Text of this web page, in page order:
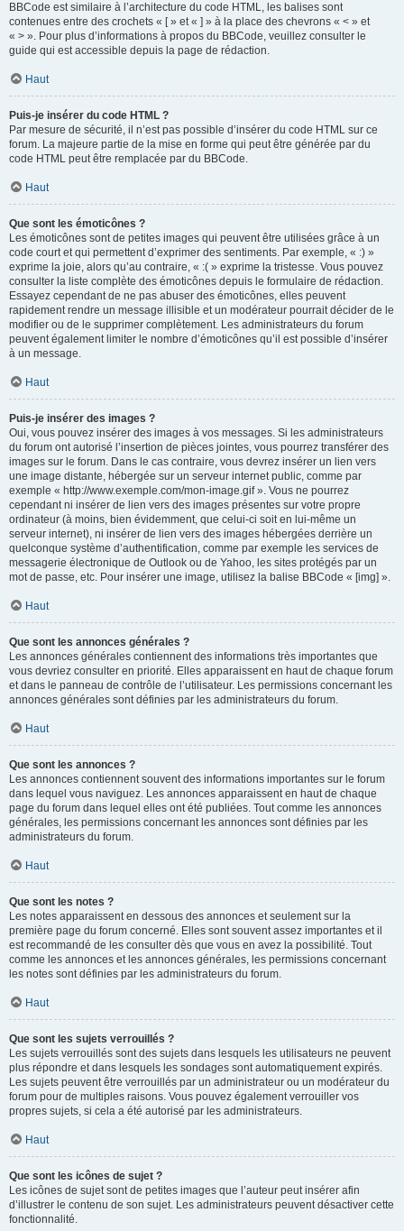
BBCode est similaire à l’architecture du code HTML, les balises sont
contenues entre des crochets « [ » et « ] » à la place des chevrons « < » et
« > ». Pour plus d’informations à propos du BBCode, veuillez consulter le
guide qui est accessible depuis la page de rédaction.
Haut
Puis-je insérer du code HTML ?
Par mesure de sécurité, il n’est pas possible d’insérer du code HTML sur ce
forum. La majeure partie de la mise en forme qui peut être générée par du
code HTML peut être remplacée par du BBCode.
Haut
Que sont les émoticônes ?
Les émoticônes sont de petites images qui peuvent être utilisées grâce à un
code court et qui permettent d’exprimer des sentiments. Par exemple, « :) »
exprime la joie, alors qu’au contraire, « :( » exprime la tristesse. Vous pouvez
consulter la liste complète des émoticônes depuis le formulaire de rédaction.
Essayez cependant de ne pas abuser des émoticônes, elles peuvent
rapidement rendre un message illisible et un modérateur pourrait décider de le
modifier ou de le supprimer complètement. Les administrateurs du forum
peuvent également limiter le nombre d’émoticônes qu’il est possible d’insérer
à un message.
Haut
Puis-je insérer des images ?
Oui, vous pouvez insérer des images à vos messages. Si les administrateurs
du forum ont autorisé l’insertion de pièces jointes, vous pourrez transférer des
images sur le forum. Dans le cas contraire, vous devrez insérer un lien vers
une image distante, hébergée sur un serveur internet public, comme par
exemple « http://www.exemple.com/mon-image.gif ». Vous ne pourrez
cependant ni insérer de lien vers des images présentes sur votre propre
ordinateur (à moins, bien évidemment, que celui-ci soit en lui-même un
serveur internet), ni insérer de lien vers des images hébergées derrière un
quelconque système d’authentification, comme par exemple les services de
messagerie électronique de Outlook ou de Yahoo, les sites protégés par un
mot de passe, etc. Pour insérer une image, utilisez la balise BBCode « [img] ».
Haut
Que sont les annonces générales ?
Les annonces générales contiennent des informations très importantes que
vous devriez consulter en priorité. Elles apparaissent en haut de chaque forum
et dans le panneau de contrôle de l’utilisateur. Les permissions concernant les
annonces générales sont définies par les administrateurs du forum.
Haut
Que sont les annonces ?
Les annonces contiennent souvent des informations importantes sur le forum
dans lequel vous naviguez. Les annonces apparaissent en haut de chaque
page du forum dans lequel elles ont été publiées. Tout comme les annonces
générales, les permissions concernant les annonces sont définies par les
administrateurs du forum.
Haut
Que sont les notes ?
Les notes apparaissent en dessous des annonces et seulement sur la
première page du forum concerné. Elles sont souvent assez importantes et il
est recommandé de les consulter dès que vous en avez la possibilité. Tout
comme les annonces et les annonces générales, les permissions concernant
les notes sont définies par les administrateurs du forum.
Haut
Que sont les sujets verrouillés ?
Les sujets verrouillés sont des sujets dans lesquels les utilisateurs ne peuvent
plus répondre et dans lesquels les sondages sont automatiquement expirés.
Les sujets peuvent être verrouillés par un administrateur ou un modérateur du
forum pour de multiples raisons. Vous pouvez également verrouiller vos
propres sujets, si cela a été autorisé par les administrateurs.
Haut
Que sont les icônes de sujet ?
Les icônes de sujet sont de petites images que l’auteur peut insérer afin
d’illustrer le contenu de son sujet. Les administrateurs peuvent désactiver cette
fonctionnalité.